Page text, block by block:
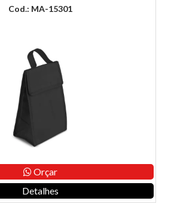
Cod.: MA-15301
Orçar
Detalhes